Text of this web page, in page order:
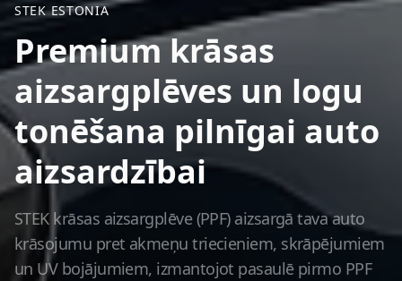
STEK ESTONIA
Premium krāsas
aizsargplēves un logu
tonēšana pilnīgai auto
aizsardzībai
STEK krāsas aizsargplēve (PPF) aizsargā tava auto
krāsojumu pret akmeņu triecieniem, skrāpējumiem
un UV bojājumiem, izmantojot pasaulē pirmo PPF